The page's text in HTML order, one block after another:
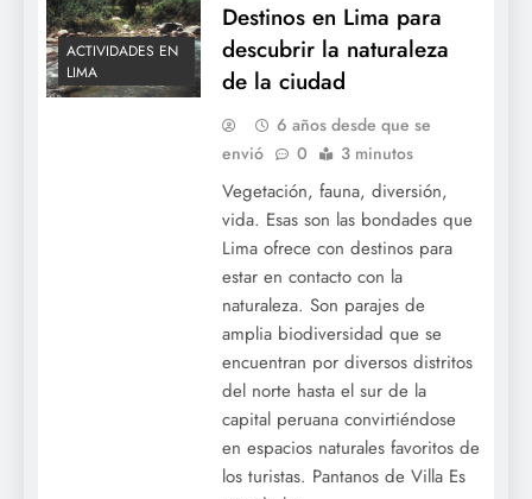
ACTIVIDADES EN
LIMA
Destinos en Lima para
descubrir la naturaleza
de la ciudad
6 años desde que se
envió
0 3 minutos
Vegetación, fauna, diversión,
vida. Esas son las bondades que
Lima ofrece con destinos para
estar en contacto con la
naturaleza. Son parajes de
amplia biodiversidad que se
encuentran por diversos distritos
del norte hasta el sur de la
capital peruana convirtiéndose
en espacios naturales favoritos de
los turistas. Pantanos de Villa Es